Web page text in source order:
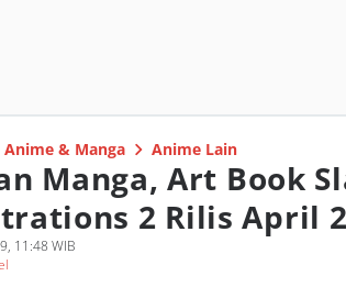
Anime & Manga Anime Lain
Manga, Art Book
2 Rilis April
11:48 WIB